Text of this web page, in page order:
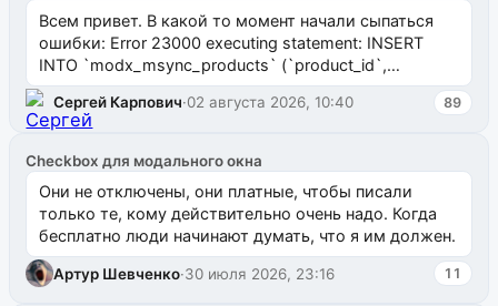
Всем привет. В какой то момент начали сыпаться
ошибки: Error 23000 executing statement: INSERT
INTO `modx_msync_products` (`product_id`,
`uuid_1c`) VALUES ...
Сергей Карпович·02 августа 2026, 10:40 89
Checkbox для модального окна
Они не отключены, они платные, чтобы писали
только те, кому действительно очень надо. Когда
бесплатно люди начинают думать, что я им должен.
Артур Шевченко·30 июля 2026, 23:16 11